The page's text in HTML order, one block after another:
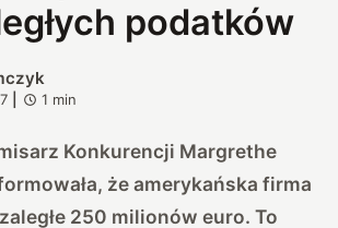
podatków
1 min
Konkurencji Margrethe
że amerykańska firma
250 milionów euro. To